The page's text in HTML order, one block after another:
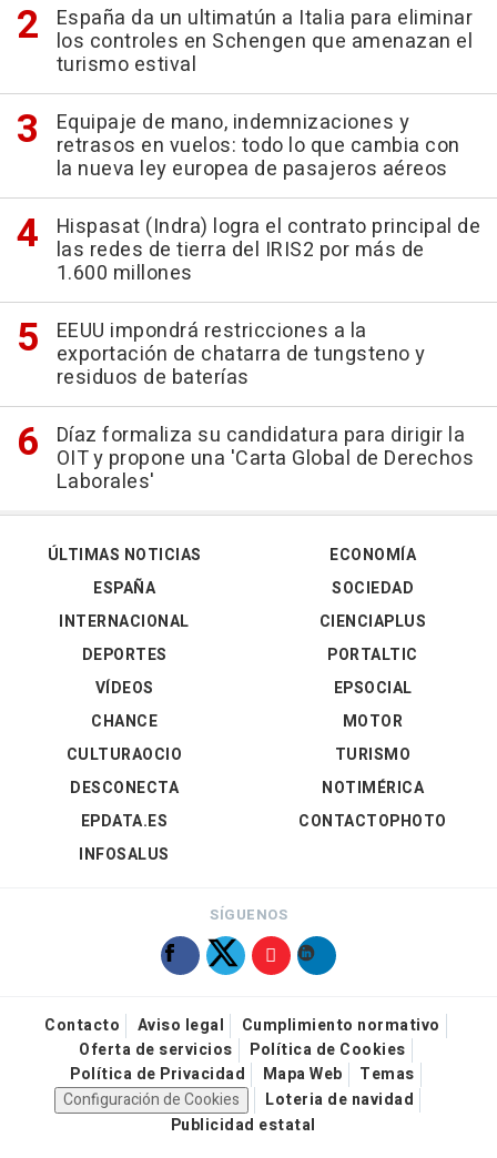
España da un ultimatún a Italia para eliminar
los controles en Schengen que amenazan el
turismo estival
Equipaje de mano, indemnizaciones y
retrasos en vuelos: todo lo que cambia con
la nueva ley europea de pasajeros aéreos
Hispasat (Indra) logra el contrato principal de
las redes de tierra del IRIS2 por más de
1.600 millones
EEUU impondrá restricciones a la
exportación de chatarra de tungsteno y
residuos de baterías
Díaz formaliza su candidatura para dirigir la
OIT y propone una 'Carta Global de Derechos
Laborales'
ÚLTIMAS NOTICIAS
ESPAÑA
INTERNACIONAL
DEPORTES
VÍDEOS
ECONOMÍA
SOCIEDAD
CIENCIAPLUS
PORTALTIC
EPSOCIAL
CHANCE
CULTURAOCIO
DESCONECTA
EPDATA.ES
INFOSALUS
MOTOR
TURISMO
NOTIMÉRICA
CONTACTOPHOTO
SÍGUENOS
Contacto Aviso legal
Cumplimiento normativo
Oferta de servicios
Política de Cookies
Política de Privacidad
Mapa Web
Temas
Configuración de Cookies
Loteria de navidad
Publicidad estatal